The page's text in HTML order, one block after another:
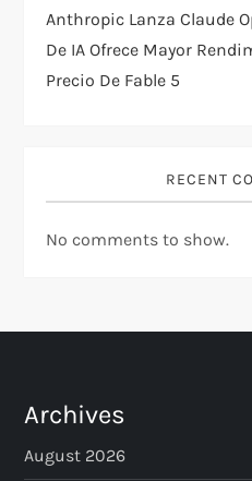
Anthropic Lanza Claude
De IA Ofrece Mayor
Precio De Fable 5
RECENT
No comments to show.
Archives
August 2026